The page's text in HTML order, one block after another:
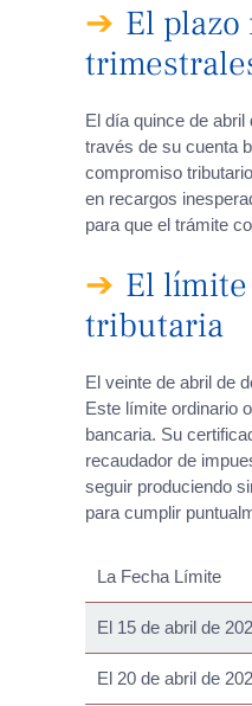
El
El día quince de
través de su cuenta
compromiso
en recargos
para que el trámite
El
tributaria
El veinte de abril de
Este límite ordinario
bancaria. Su
recaudador de
seguir produciendo
para cumplir
La Fecha Límite
El 15 de abril de
El 20 de abril de